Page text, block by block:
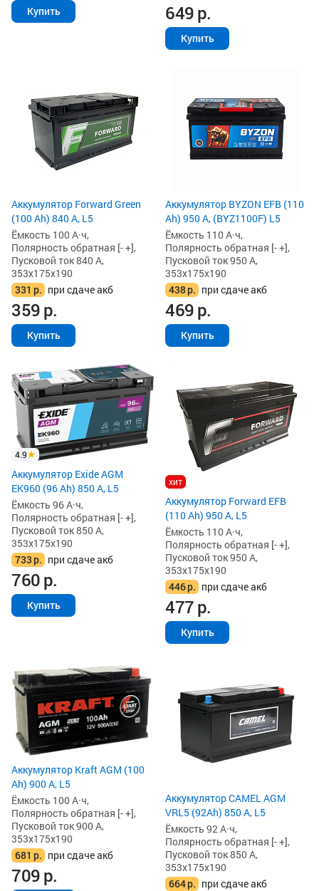
Купить 649р.
Купить
Аккумулятор Forward Green
(100 Ah) 840 А, L5
Ёмкость 100 А·ч,
Полярность обратная [- +],
Пусковой ток 840 А,
353x175x190
331 р. при сдаче акб
359р.
Купить
Аккумулятор BYZON EFB (110
Ah) 950 А, (BYZ1100F) L5
Ёмкость 110 А·ч,
Полярность обратная [- +],
Пусковой ток 950 А,
353x175x190
438р. при сдаче акб
469р.
Купить
4.9
Аккумулятор Exide AGM
EK960 (96 Ah) 850 А, L5
Ёмкость 96 А·ч,
Полярность обратная [- +],
Пусковой ток 850 А,
353x175x190
733р. при сдаче акб
760р.
Купить
хит
Аккумулятор Forward EFB
(110 Ah) 950 А, L5
Ёмкость 110 А·ч,
Полярность обратная [- +],
Пусковой ток 950 А,
353x175x190
446р. при сдаче акб
477р.
Купить
Аккумулятор Kraft AGM (100
Ah) 900 А, L5
Ёмкость 100 А·ч,
Полярность обратная [- +],
Пусковой ток 900 А,
353x175x190
681 р. при сдаче акб
709р.
Аккумулятор CAMEL AGM
VRL5 (92Ah) 850 А, L5
Ёмкость 92 А·ч,
Полярность обратная [- +],
Пусковой ток 850 А,
353x175x190
664р. при сдаче акб